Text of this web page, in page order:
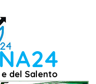
del Salento